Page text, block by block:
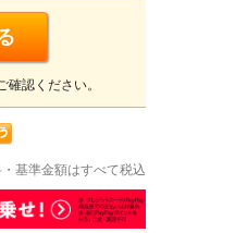
認ください。
基準金額はすべて税込